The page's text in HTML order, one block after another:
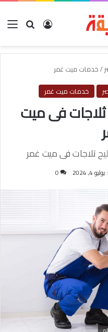
بحث عنتسجيل
/خدمات ميت غمر
خدمات ميت غمر
فى ميت
تلاجات فى ميت غمر
4, 2024
0